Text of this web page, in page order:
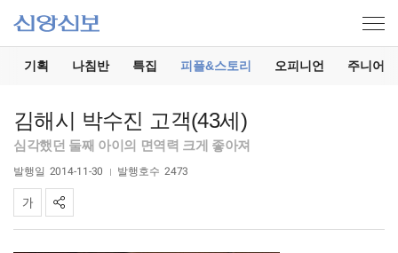
기획 나침반 특집 피플&스토리 오피니언 주니어
김해시 박수진 고객(43세)
심각했던 둘째 아이의 면역력 크게 좋아져
발행일 2014-11-30 발행호수 2473